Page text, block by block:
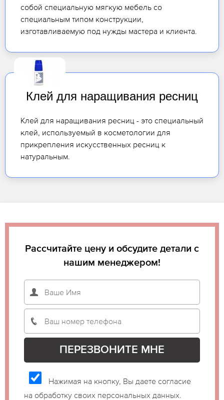
собой специальную мягкую мебель со
специальным типом конструкции,
изготавливаемую под нужды мастера и клиента.
Клей для наращивания ресниц
Клей для наращивания ресниц - это специальный
клей, используемый в косметологии для
прикрепления искусственных ресниц к
натуральным.
Рассчитайте цену и обсудите детали с
нашим менеджером!
Нажимая на кнопку, Вы даете согласие
на обработку своих персональных данных.